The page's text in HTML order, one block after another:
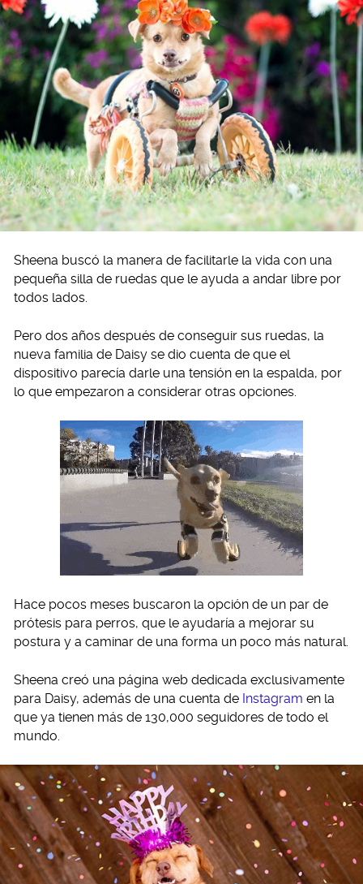
Sheena buscó la manera de facilitarle la vida con una
pequeña silla de ruedas que le ayuda a andar libre por
todos lados.
Pero dos años después de conseguir sus ruedas, la
nueva familia de Daisy se dio cuenta de que el
dispositivo parecía darle una tensión en la espalda, por
lo que empezaron a considerar otras opciones.
Hace pocos meses buscaron la opción de un par de
prótesis para perros, que le ayudaría a mejorar su
postura y a caminar de una forma un poco más natural.
Sheena creó una página web dedicada exclusivamente
para Daisy, además de una cuenta de Instagram en la
que ya tienen más de 130,000 seguidores de todo el
mundo.